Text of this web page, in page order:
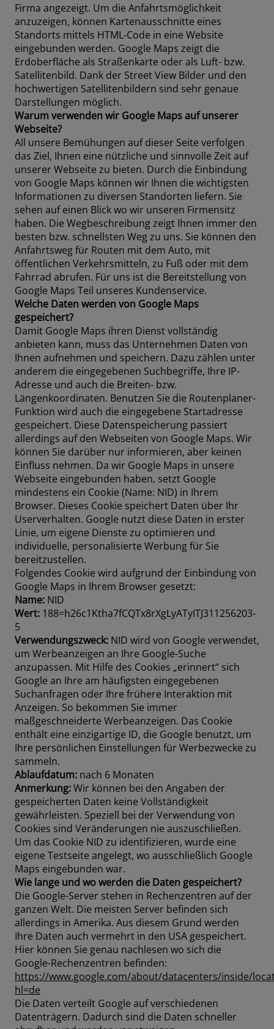
Firma angezeigt. Um die Anfahrtsmöglichkeit
anzuzeigen, können Kartenausschnitte eines
Standorts mittels HTML-Code in eine Website
eingebunden werden. Google Maps zeigt die
Erdoberfläche als Straßenkarte oder als Luft- bzw.
Satellitenbild. Dank der Street View Bilder und den
hochwertigen Satellitenbildern sind sehr genaue
Darstellungen möglich.
Warum verwenden wir Google Maps auf unserer
Webseite?
All unsere Bemühungen auf dieser Seite verfolgen
das Ziel, Ihnen eine nützliche und sinnvolle Zeit auf
unserer Webseite zu bieten. Durch die Einbindung
von Google Maps können wir Ihnen die wichtigsten
Informationen zu diversen Standorten liefern. Sie
sehen auf einen Blick wo wir unseren Firmensitz
haben. Die Wegbeschreibung zeigt Ihnen immer den
besten bzw. schnellsten Weg zu uns. Sie können den
Anfahrtsweg für Routen mit dem Auto, mit
öffentlichen Verkehrsmitteln, zu Fuß oder mit dem
Fahrrad abrufen. Für uns ist die Bereitstellung von
Google Maps Teil unseres Kundenservice.
Welche Daten werden von Google Maps
gespeichert?
Damit Google Maps ihren Dienst vollständig
anbieten kann, muss das Unternehmen Daten von
Ihnen aufnehmen und speichern. Dazu zählen unter
anderem die eingegebenen Suchbegriffe, Ihre IP-
Adresse und auch die Breiten- bzw.
Längenkoordinaten. Benutzen Sie die Routenplaner-
Funktion wird auch die eingegebene Startadresse
gespeichert. Diese Datenspeicherung passiert
allerdings auf den Webseiten von Google Maps. Wir
können Sie darüber nur informieren, aber keinen
Einfluss nehmen. Da wir Google Maps in unsere
Webseite eingebunden haben, setzt Google
mindestens ein Cookie (Name: NID) in Ihrem
Browser. Dieses Cookie speichert Daten über Ihr
Userverhalten. Google nutzt diese Daten in erster
Linie, um eigene Dienste zu optimieren und
individuelle, personalisierte Werbung für Sie
bereitzustellen.
Folgendes Cookie wird aufgrund der Einbindung von
Google Maps in Ihrem Browser gesetzt:
Name: NID
Wert: 188=h26c1Ktha7fCQTx8rXgLyATyITJ311256203-
5
Verwendungszweck: NID wird von Google verwendet,
um Werbeanzeigen an Ihre Google-Suche
anzupassen. Mit Hilfe des Cookies „erinnert“ sich
Google an Ihre am häufigsten eingegebenen
Suchanfragen oder Ihre frühere Interaktion mit
Anzeigen. So bekommen Sie immer
maßgeschneiderte Werbeanzeigen. Das Cookie
enthält eine einzigartige ID, die Google benutzt, um
Ihre persönlichen Einstellungen für Werbezwecke zu
sammeln.
Ablaufdatum: nach 6 Monaten
Anmerkung:Wir können bei den Angaben der
gespeicherten Daten keine Vollständigkeit
gewährleisten. Speziell bei der Verwendung von
Cookies sind Veränderungen nie auszuschließen.
Um das Cookie NID zu identifizieren, wurde eine
eigene Testseite angelegt, wo ausschließlich Google
Maps eingebunden war.
Wie lange und wo werden die Daten gespeichert?
Die Google-Server stehen in Rechenzentren auf der
ganzen Welt. Die meisten Server befinden sich
allerdings in Amerika. Aus diesem Grund werden
Ihre Daten auch vermehrt in den USA gespeichert.
Hier können Sie genau nachlesen wo sich die
Google-Rechenzentren befinden:
https://www.google.com/about/datacenters/inside/
hl=de
Die Daten verteilt Google auf verschiedenen
Datenträgern. Dadurch sind die Daten schneller